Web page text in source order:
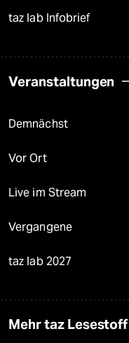
taz lab Infobrief
Veranstaltungen
Demnächst
Vor Ort
Live im Stream
Vergangene
taz lab 2027
Mehr taz Lesestoff